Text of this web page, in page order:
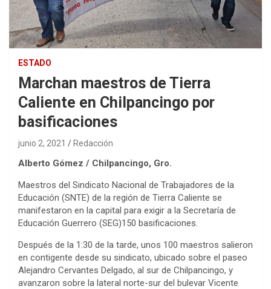
ESTADO
Marchan maestros de Tierra
Caliente en Chilpancingo por
basificaciones
junio 2, 2021 Redacción
Alberto Gómez / Chilpancingo, Gro.
Maestros del Sindicato Nacional de Trabajadores de la
Educación (SNTE) de la región de Tierra Caliente se
manifestaron en la capital para exigir a la Secretaría de
Educación Guerrero (SEG)150 basificaciones.
Después de la 1:30 de la tarde, unos 100 maestros salieron
en contigente desde su sindicato, ubicado sobre el paseo
Alejandro Cervantes Delgado, al sur de Chilpancingo, y
avanzaron sobre la lateral norte-sur del bulevar Vicente